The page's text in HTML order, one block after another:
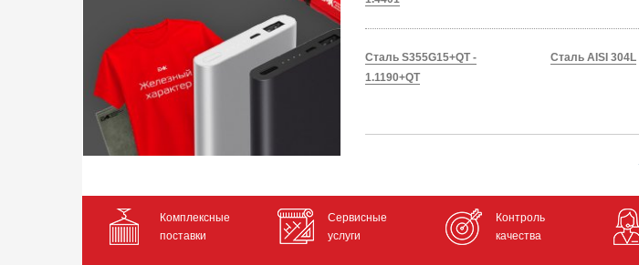
Сталь S355G15+QT -
1.1190+QT
Сталь AISI 304L
Комплексные
поставки
Сервисные
услуги
Контроль
качества